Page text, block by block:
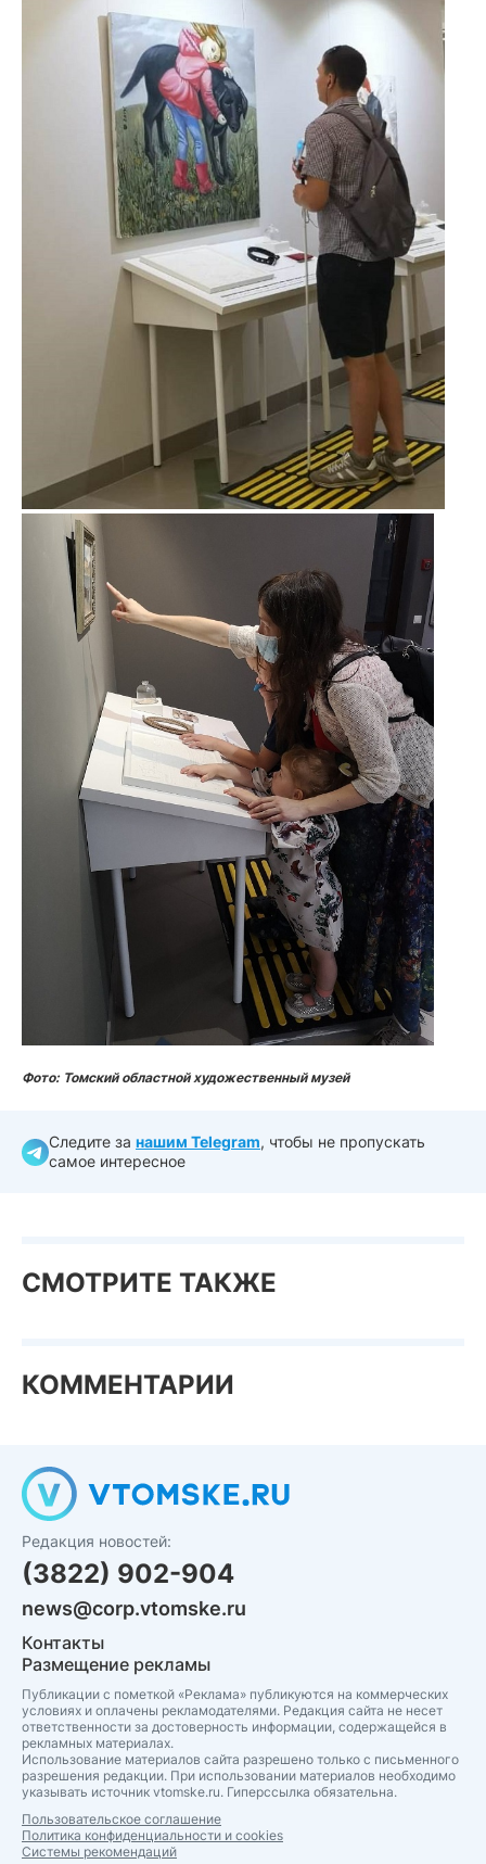
Фото: Томский областной художественный музей
Следите за нашим Telegram, чтобы не пропускать
самое интересное
СМОТРИТЕ ТАКЖЕ
КОММЕНТАРИИ
Редакция новостей:
(3822) 902-904
news@corp.vtomske.ru
Контакты
Размещение рекламы
Публикации с пометкой «Реклама» публикуются на коммерческих
условиях и оплачены рекламодателями. Редакция сайта не несет
ответственности за достоверность информации, содержащейся в
рекламных материалах.
Использование материалов сайта разрешено только с письменного
разрешения редакции. При использовании материалов необходимо
указывать источник vtomske.ru. Гиперссылка обязательна.
Пользовательское соглашение
Политика конфиденциальности и cookies
Системы рекомендаций